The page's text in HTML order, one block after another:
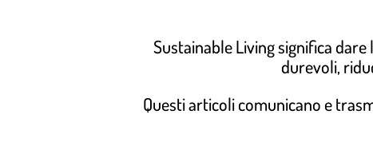
Sustainable Living significa
durevoli,
Questi articoli comunicano e